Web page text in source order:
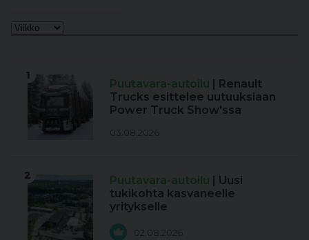
1
Puutavara-autoilu | Renault
Trucks esittelee uutuuksiaan
Power Truck Show'ssa
03.08.2026
2 Puutavara-autoilu | Uusi
tukikohta kasvaneelle
yritykselle
02.08.2026